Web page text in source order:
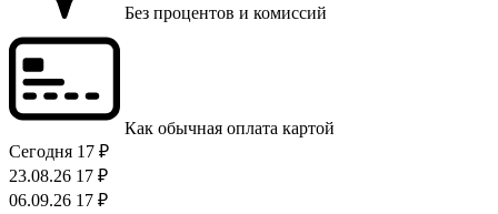
Без процентов и комиссий
Как обычная оплата картой
Сегодня 17 ₽
23.08.26 17 ₽
06.09.26 17 ₽